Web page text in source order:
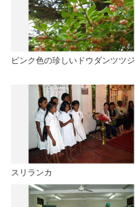
ピンク色の珍しいドウダンツツジ
スリランカ